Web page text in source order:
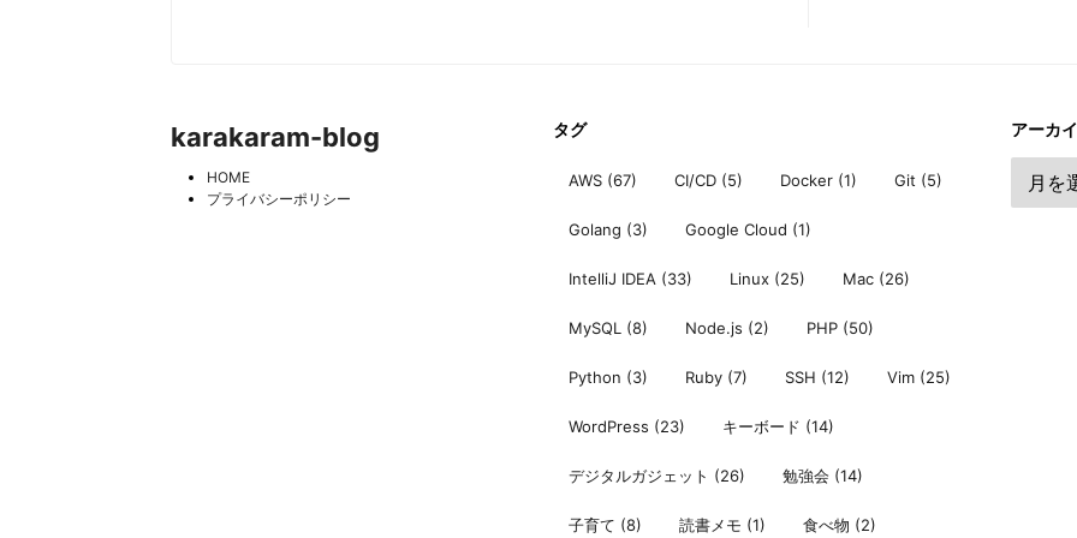
タグ
AWS (67) CI/CD (5) Docker (1) Git (5)
Golang (3) Google Cloud (1)
IntelliJ IDEA (33) Linux (25) Mac (26)
MySQL (8) Node.js (2) PHP (50)
Python (3) Ruby (7) SSH (12) Vim (25)
WordPress (23) キーボード (14)
デジタルガジェット (26) 勉強会 (14)
子育て (8) 読書メモ (1) 食べ物 (2)
アーカ
karakaram-blog
HOME
プライバシーポリシー